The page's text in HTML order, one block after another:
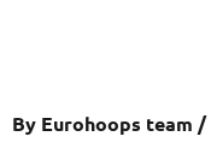
By Eurohoops team /